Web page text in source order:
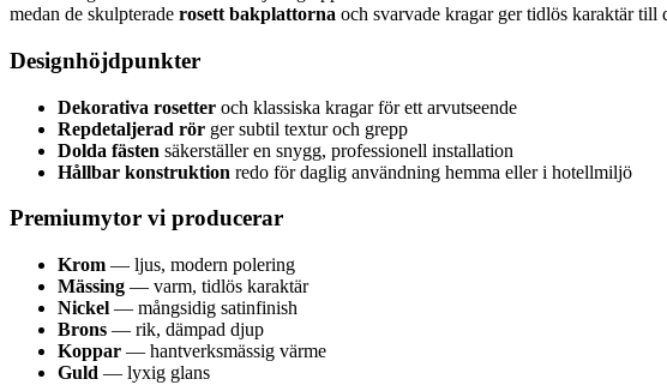
medan de skulpterade rosett bakplattorna och svarvade kragar ger tidlös karaktär till
Designhöjdpunkter
Dekorativa rosetter och klassiska kragar för ett arvutseende
Repdetaljerad rör ger subtil textur och grepp
Dolda fästen säkerställer en snygg, professionell installation
Hållbar konstruktion redo för daglig användning hemma eller i hotellmiljö
Premiumytor vi producerar
Krom — ljus, modern polering
Mässing — varm, tidlös karaktär
Nickel — mångsidig satinfinish
Brons — rik, dämpad djup
Koppar — hantverksmässig värme
Guld — lyxig glans